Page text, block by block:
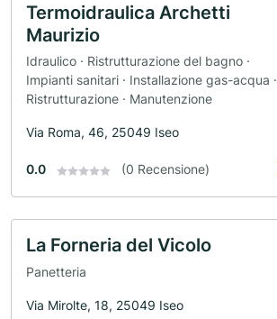
Termoidraulica Archetti
Maurizio
Idraulico · Ristrutturazione del bagno ·
Impianti sanitari · Installazione gas-acqua ·
Ristrutturazione · Manutenzione
Via Roma, 46, 25049 Iseo
0.0 (0 Recensione)
La Forneria del Vicolo
Panetteria
Via Mirolte, 18, 25049 Iseo